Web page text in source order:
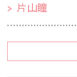
片山瞳